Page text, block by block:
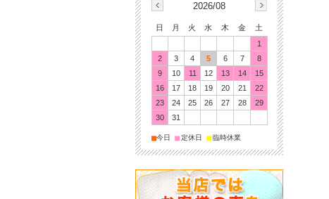
2026/08
日 月 火 水 木 金
土
1
2
3 4 5 6 7
8
9
10 11 12 13 14
15
16
17 18 19 20 21
22
23
24 25 26 27 28
29
30
31
■今日 ■定休日 ■臨時休業